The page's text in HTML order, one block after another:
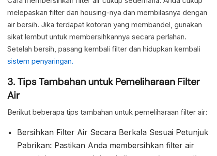
melepaskan filter dari housing-nya dan membilasnya dengan
air bersih. Jika terdapat kotoran yang membandel, gunakan
sikat lembut untuk membersihkannya secara perlahan.
Setelah bersih, pasang kembali filter dan hidupkan kembali
sistem penyaringan.
3. Tips Tambahan untuk Pemeliharaan Filter
Air
Berikut beberapa tips tambahan untuk pemeliharaan filter air:
Bersihkan Filter Air Secara Berkala Sesuai Petunjuk
Pabrikan: Pastikan Anda membersihkan filter air